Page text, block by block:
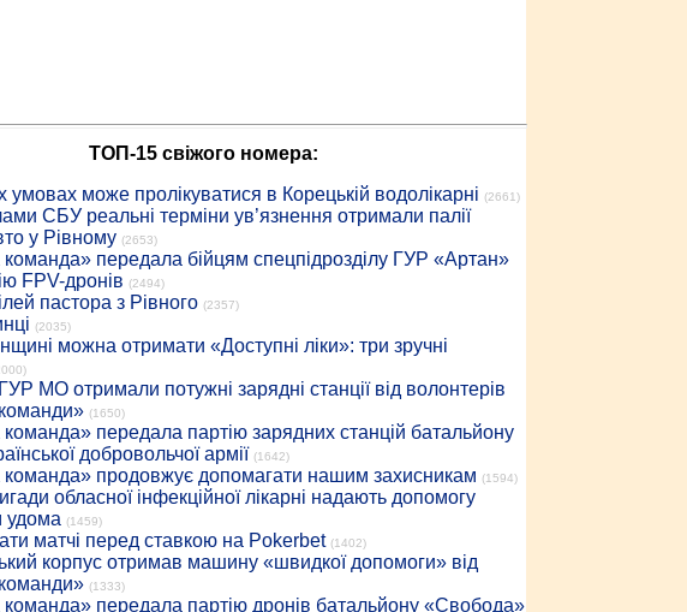
ТОП-15 свіжого номера:
умовах може пролікуватися в Корецькій водолікарні (2661)
СБУ реальні терміни ув’язнення отримали палії
у Рівному (2653)
команда» передала бійцям спецпідрозділу ГУР «Артан»
FPV-дронів (2494)
пастора з Рівного (2357)
(2035)
можна отримати «Доступні ліки»: три зручні
МО отримали потужні зарядні станції від волонтерів
команди» (1650)
команда» передала партію зарядних станцій батальйону
добровольчої армії (1642)
команда» продовжує допомагати нашим захисникам (1594)
обласної інфекційної лікарні надають допомогу
удома (1459)
матчі перед ставкою на Pokerbet (1402)
корпус отримав машину «швидкої допомоги» від
команди» (1333)
команда» передала партію дронів батальйону «Свобода»